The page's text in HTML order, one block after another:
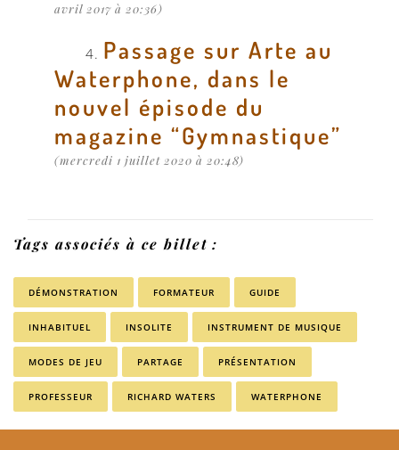
avril 2017 à 20:36)
Passage sur Arte au
Waterphone, dans le
nouvel épisode du
magazine “Gymnastique”
(mercredi 1 juillet 2020 à 20:48)
Tags associés à ce billet :
DÉMONSTRATION FORMATEUR GUIDE
INHABITUEL INSOLITE INSTRUMENT DE MUSIQUE
MODES DE JEU PARTAGE PRÉSENTATION
PROFESSEUR RICHARD WATERS WATERPHONE